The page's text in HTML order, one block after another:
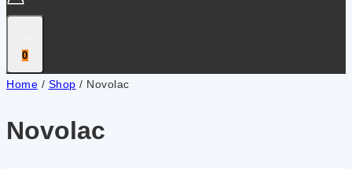
0
Home / Shop / Novolac
Novolac